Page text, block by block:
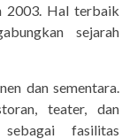
2003. Hal terbaik
sejarah
dan sementara.
teater, dan
fasilitas